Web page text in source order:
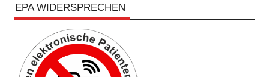
EPA WIDERSPRECHEN